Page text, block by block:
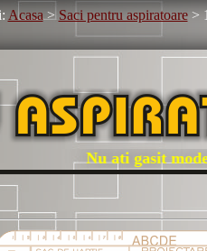
Acasa> Saci pentru aspiratoare>
Nu ati gasit